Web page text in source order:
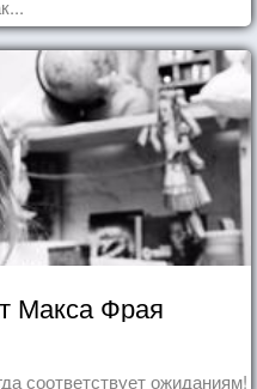
Макса Фрая
соответствует ожиданиям!